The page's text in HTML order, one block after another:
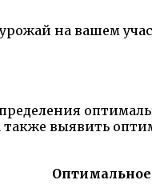
на вашем
также выявить